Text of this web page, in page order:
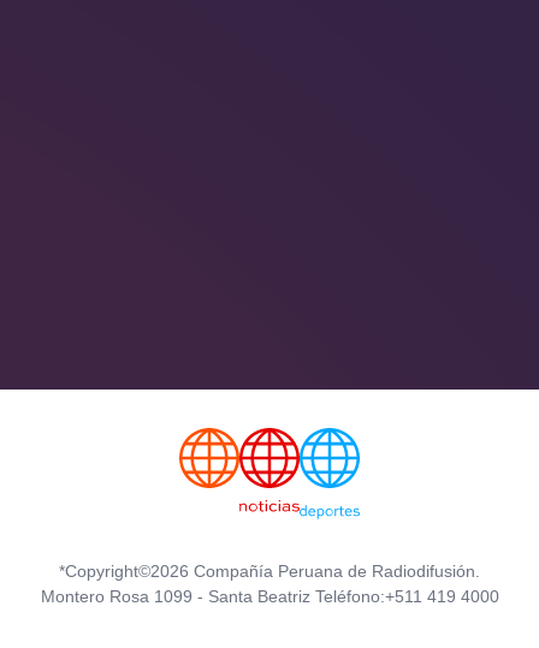
*Copyright©2026 Compañía Peruana de Radiodifusión.
Montero Rosa 1099 - Santa Beatriz Teléfono:+511 419 4000